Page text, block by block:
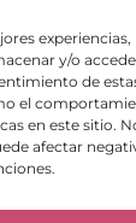
y/o
de
el
en este sitio.
afectar